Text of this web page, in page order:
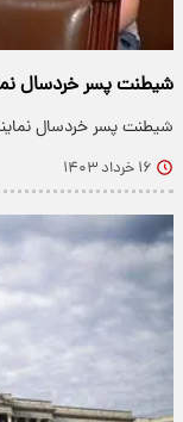
شیطنت پسر خردسال
شیطنت پسر خردسال
۱۶ خرداد ۱۴۰۳